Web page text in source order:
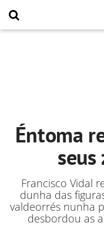
Éntoma
Francisco Vidal
dunha das
valdeorrés nunha
desbordou as